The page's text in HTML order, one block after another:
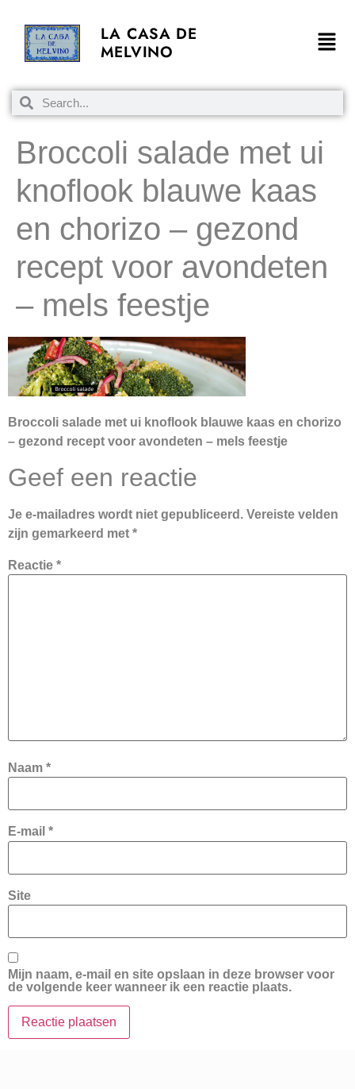
LA CASA DE
MELVINO
Broccoli salade met ui
knoflook blauwe kaas
en chorizo – gezond
recept voor avondeten
– mels feestje
Broccoli salade met ui knoflook blauwe kaas en chorizo
– gezond recept voor avondeten – mels feestje
Geef een reactie
Je e-mailadres wordt niet gepubliceerd. Vereiste velden
zijn gemarkeerd met *
Reactie *
Naam *
E-mail *
Site
Mijn naam, e-mail en site opslaan in deze browser voor
de volgende keer wanneer ik een reactie plaats.